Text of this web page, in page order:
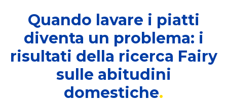
Quando lavare i piatti
diventa un problema: i
risultati della ricerca Fairy
sulle abitudini
domestiche